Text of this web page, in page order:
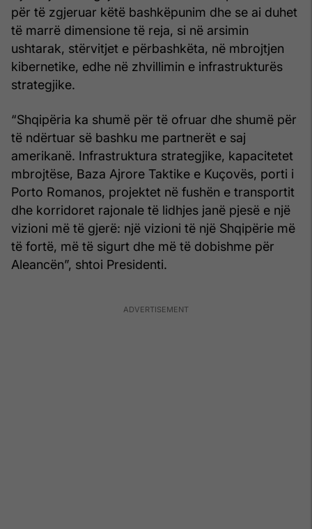
për të zgjeruar këtë bashkëpunim dhe se ai duhet
të marrë dimensione të reja, si në arsimin
ushtarak, stërvitjet e përbashkëta, në mbrojtjen
kibernetike, edhe në zhvillimin e infrastrukturës
strategjike.
“Shqipëria ka shumë për të ofruar dhe shumë për
të ndërtuar së bashku me partnerët e saj
amerikanë. Infrastruktura strategjike, kapacitetet
mbrojtëse, Baza Ajrore Taktike e Kuçovës, porti i
Porto Romanos, projektet në fushën e transportit
dhe korridoret rajonale të lidhjes janë pjesë e një
vizioni më të gjerë: një vizioni të një Shqipërie më
të fortë, më të sigurt dhe më të dobishme për
Aleancën”, shtoi Presidenti.